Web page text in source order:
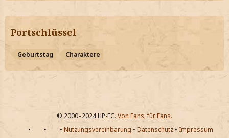
Portschlüssel
Geburtstag Charaktere
© 2000–2024 HP-FC. Von Fans, für Fans.
•
• • Nutzungsvereinbarung • Datenschutz• Impressum